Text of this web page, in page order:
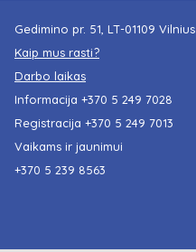
Gedimino pr. 51, LT-01109 Vilnius
Kaip mus rasti?
Darbo laikas
Informacija +370 5 249 7028
Registracija +370 5 249 7013
Vaikams ir jaunimui
+370 5 239 8563